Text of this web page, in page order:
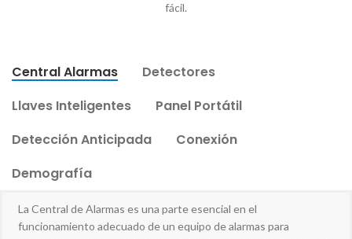
fácil.
Central Alarmas
Detectores
Llaves Inteligentes
Panel Portátil
Detección Anticipada
Conexión
Demografía
La Central de Alarmas es una parte esencial en el
funcionamiento adecuado de un equipo de alarmas para